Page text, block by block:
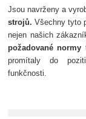
Jsou navrženy a
strojů. Všechny tyto
nejen našich
požadované normy
promítaly do
funkčnosti.